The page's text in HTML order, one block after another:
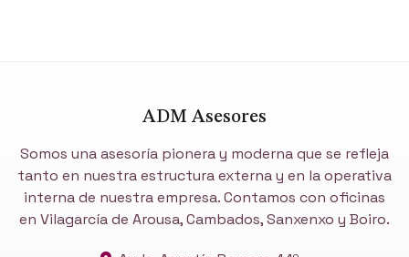
ADM Asesores
Somos una asesoría pionera y moderna que se refleja
tanto en nuestra estructura externa y en la operativa
interna de nuestra empresa. Contamos con oficinas
en Vilagarcía de Arousa, Cambados, Sanxenxo y Boiro.